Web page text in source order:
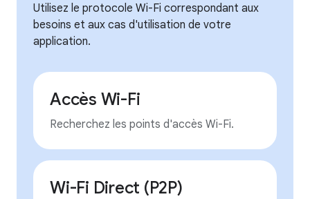
Utilisez le protocole Wi-Fi correspondant aux
besoins et aux cas d'utilisation de votre
application.
Accès Wi-Fi
Recherchez les points d'accès Wi-Fi.
Wi-Fi Direct (P2P)